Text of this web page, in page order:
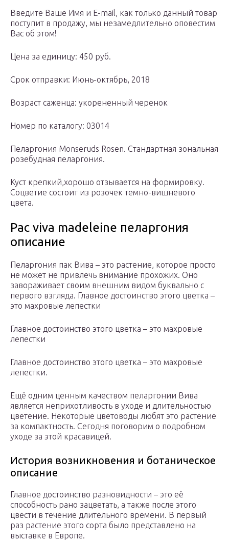
Введите Ваше Имя и Е-mail, как только данный товар
поступит в продажу, мы незамедлительно оповестим
Вас об этом!
Цена за единицу: 450 руб.
Срок отправки: Июнь-октябрь, 2018
Возраст саженца: укорененный черенок
Номер по каталогу: 03014
Пеларгония Monseruds Rosen. Стандартная зональная
розебудная пеларгония.
Куст крепкий,хорошо отзывается на формировку.
Соцветие состоит из розочек темно-вишневого
цвета.
Pac viva madeleine пеларгония
описание
Пеларгония пак Вива – это растение, которое просто
не может не привлечь внимание прохожих. Оно
завораживает своим внешним видом буквально с
первого взгляда. Главное достоинство этого цветка –
это махровые лепестки
Главное достоинство этого цветка – это махровые
лепестки
Главное достоинство этого цветка – это махровые
лепестки.
Ещё одним ценным качеством пеларгонии Вива
является неприхотливость в уходе и длительностью
цветение. Некоторые цветоводы любят это растение
за компактность. Сегодня поговорим о подробном
уходе за этой красавицей.
История возникновения и ботаническое
описание
Главное достоинство разновидности – это её
способность рано зацветать, а также после этого
цвести в течение длительного времени. В первый
раз растение этого сорта было представлено на
выставке в Европе.